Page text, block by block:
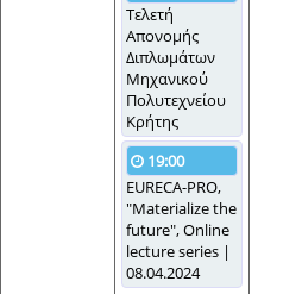
Τελετή
Απονομής
Διπλωμάτων
Μηχανικού
Πολυτεχνείου
Κρήτης
19:00
EURECA-PRO,
"Materialize the
future", Online
lecture series |
08.04.2024